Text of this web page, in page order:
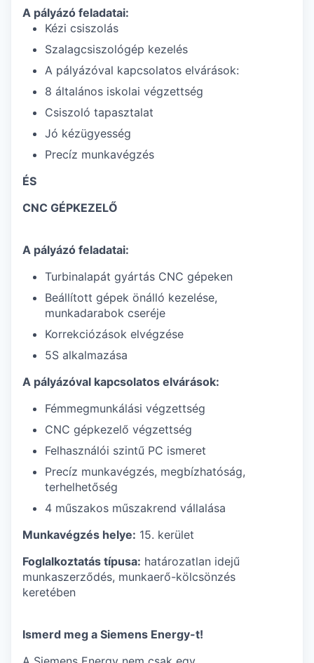
A pályázó feladatai:
Kézi csiszolás
Szalagcsiszológép kezelés
A pályázóval kapcsolatos elvárások:
8 általános iskolai végzettség
Csiszoló tapasztalat
Jó kézügyesség
Precíz munkavégzés
ÉS
CNC GÉPKEZELŐ
A pályázó feladatai:
Turbinalapát gyártás CNC gépeken
Beállított gépek önálló kezelése,
munkadarabok cseréje
Korrekciózások elvégzése
5S alkalmazása
A pályázóval kapcsolatos elvárások:
Fémmegmunkálási végzettség
CNC gépkezelő végzettség
Felhasználói szintű PC ismeret
Precíz munkavégzés, megbízhatóság,
terhelhetőség
4 műszakos műszakrend vállalása
Munkavégzés helye: 15. kerület
Foglalkoztatás típusa: határozatlan idejű
munkaszerződés, munkaerő-kölcsönzés
keretében
Ismerd meg a Siemens Energy-t!